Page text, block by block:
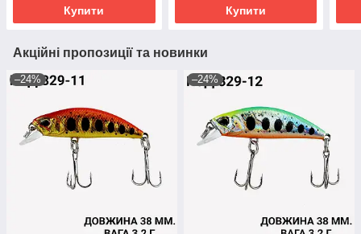
Купити Купити
Акційні пропозиції та новинки
–24% –24%